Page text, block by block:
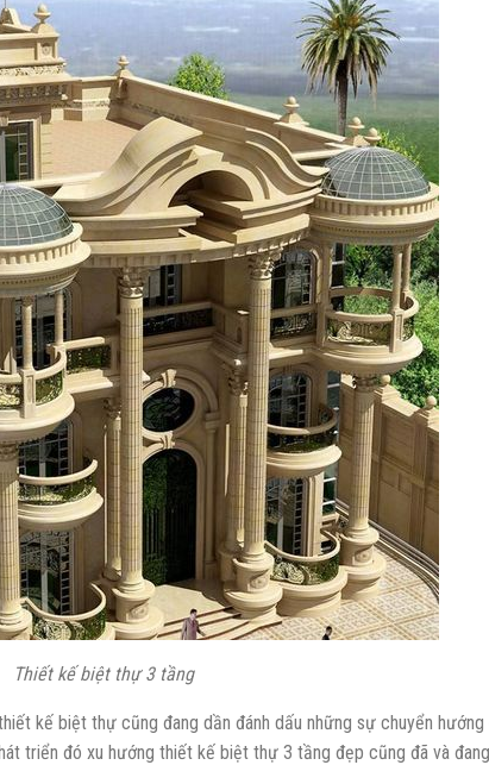
Thiết kế biệt thự 3 tầng
kế biệt thự cũng đang dần đánh dấu những sự chuyển
triển đó xu hướng thiết kế biệt thự 3 tầng đẹp cũng đã và